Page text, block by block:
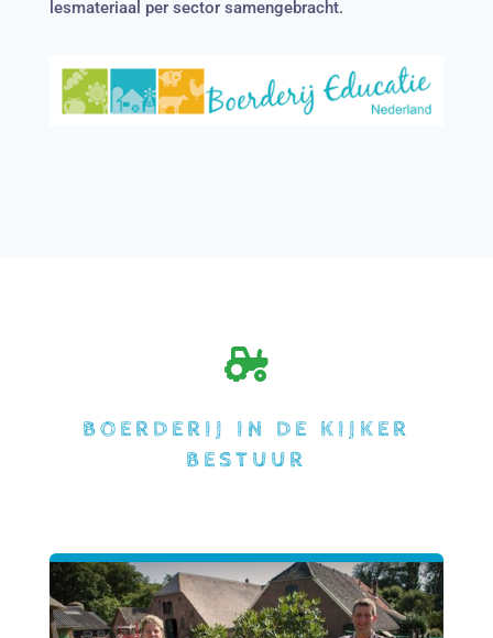
lesmateriaal per sector samengebracht.

BOERDERIJ IN DE KIJKER
BESTUUR